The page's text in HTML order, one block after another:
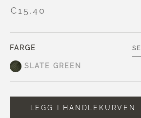
€15,40
FARGE
SLATE GREEN
LEGG I HANDLEKURVEN